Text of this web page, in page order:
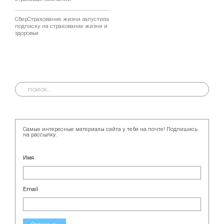
СберСтрахование жизни запустила
подписку на страхование жизни и
здоровья
Самые интересные материалы сайта у тебя на почте! Подпишись
на рассылку.
Имя
Email